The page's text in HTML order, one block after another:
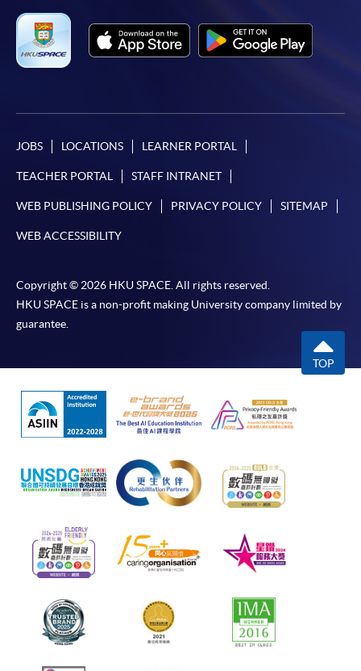
JOBS LOCATIONS LEARNER PORTAL
TEACHER PORTAL STAFF INTRANET
WEB PUBLISHING POLICY PRIVACY POLICY SITEMAP
WEB ACCESSIBILITY
Copyright © 2026 HKU SPACE. All rights reserved.
HKU SPACE is a non-profit making University company limited by
guarantee.
TOP